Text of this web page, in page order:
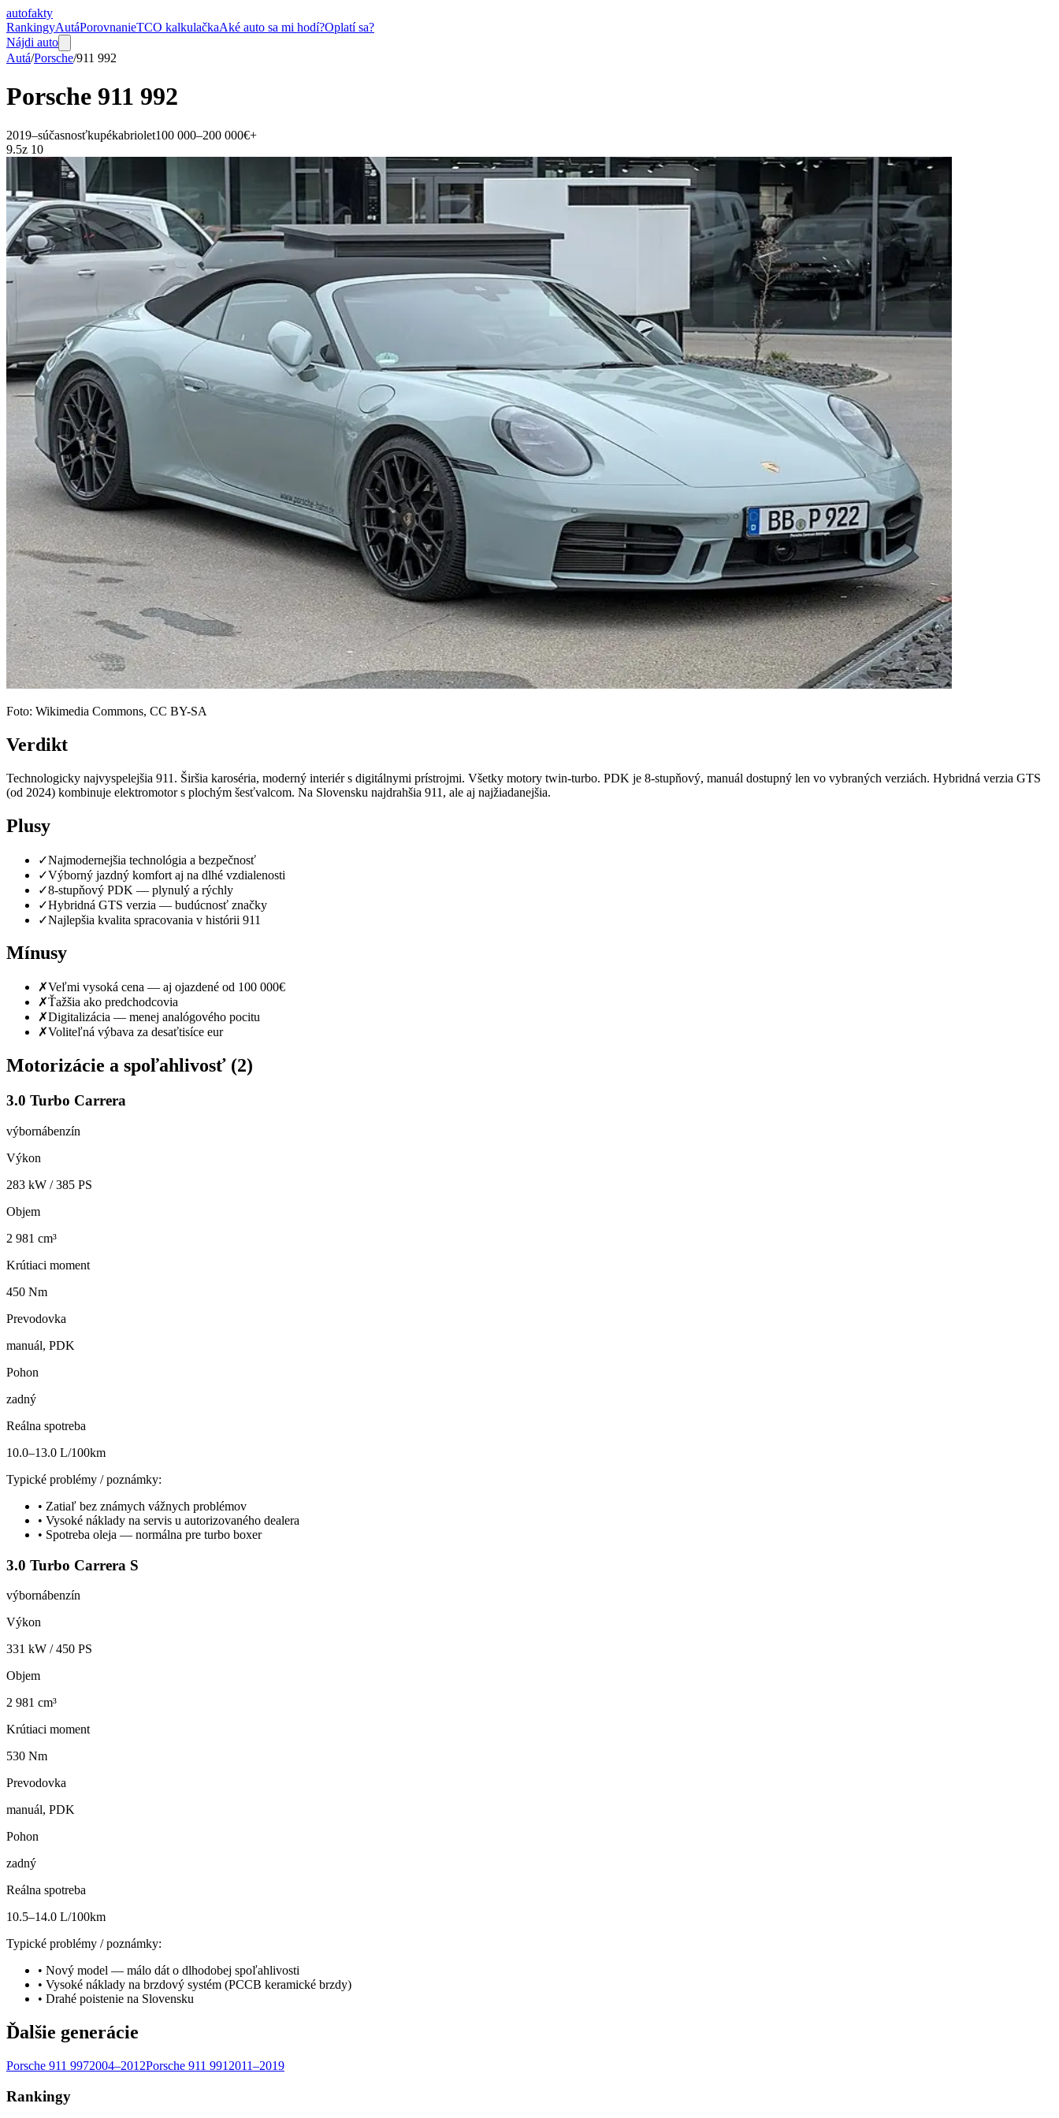
autofakty
RankingyAutáPorovnanieTCO kalkulačkaAké auto sa mi hodí?Oplatí sa?
Nájdi auto
Autá/Porsche/911 992
Porsche 911 992
2019–súčasnosťkupékabriolet100 000–200 000€+
9.5z 10
Foto: Wikimedia Commons, CC BY-SA
Verdikt
Technologicky najvyspelejšia 911. Širšia karoséria, moderný interiér s digitálnymi prístrojmi. Všetky motory twin-turbo. PDK je 8-stupňový, manuál dostupný len vo vybraných verziách. Hybridná verzia GTS
(od 2024) kombinuje elektromotor s plochým šesťvalcom. Na Slovensku najdrahšia 911, ale aj najžiadanejšia.
Plusy
✓Najmodernejšia technológia a bezpečnosť
✓Výborný jazdný komfort aj na dlhé vzdialenosti
✓8-stupňový PDK — plynulý a rýchly
✓Hybridná GTS verzia — budúcnosť značky
✓Najlepšia kvalita spracovania v histórii 911
Mínusy
✗Veľmi vysoká cena — aj ojazdené od 100 000€
✗Ťažšia ako predchodcovia
✗Digitalizácia — menej analógového pocitu
✗Voliteľná výbava za desaťtisíce eur
Motorizácie a spoľahlivosť (2)
3.0 Turbo Carrera
výbornábenzín
Výkon
283 kW /385 PS
Objem
2 981 cm³
Krútiaci moment
450 Nm
Prevodovka
manuál, PDK
Pohon
zadný
Reálna spotreba
10.0–13.0 L/100km
Typické problémy / poznámky:
• Zatiaľ bez známych vážnych problémov
• Vysoké náklady na servis u autorizovaného dealera
• Spotreba oleja — normálna pre turbo boxer
3.0 Turbo Carrera S
výbornábenzín
Výkon
331 kW /450 PS
Objem
2 981 cm³
Krútiaci moment
530 Nm
Prevodovka
manuál, PDK
Pohon
zadný
Reálna spotreba
10.5–14.0 L/100km
Typické problémy / poznámky:
• Nový model — málo dát o dlhodobej spoľahlivosti
• Vysoké náklady na brzdový systém (PCCB keramické brzdy)
• Drahé poistenie na Slovensku
Ďalšie generácie
Porsche 911 9972004–2012Porsche 911 991 2011–2019
Rankingy